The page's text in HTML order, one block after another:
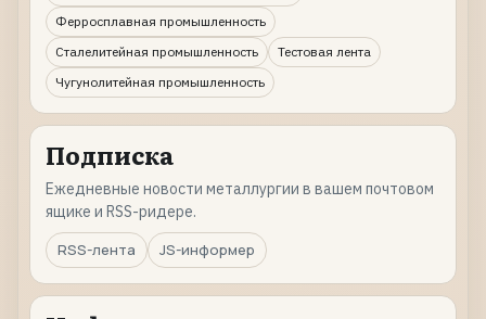
Ферросплавная промышленность
Сталелитейная промышленность
Тестовая лента
Чугунолитейная промышленность
Подписка
Ежедневные новости металлургии в вашем почтовом
ящике и RSS-ридере.
RSS-лента
JS-информер